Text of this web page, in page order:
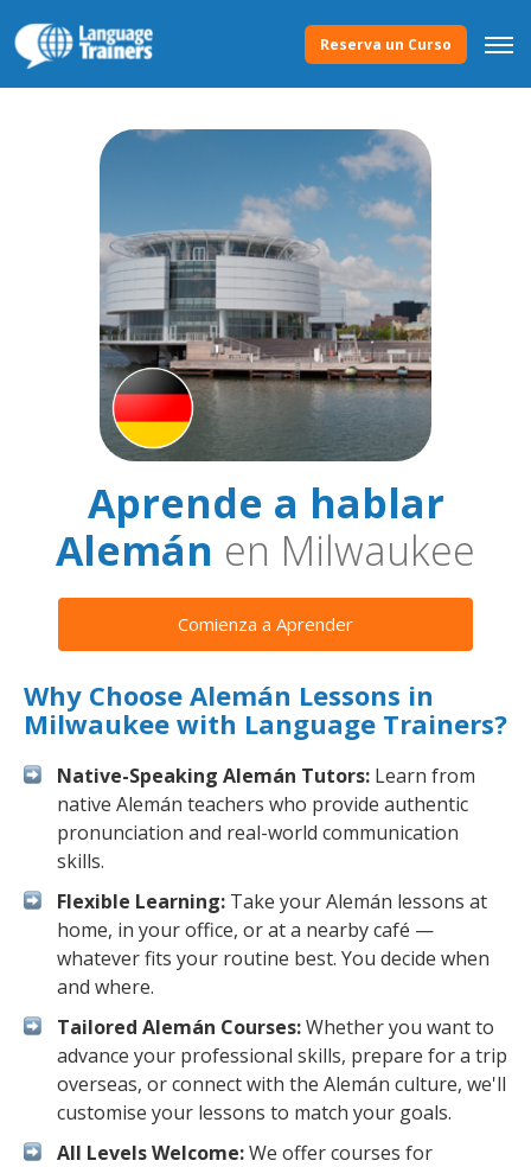
Reserva un Curso
Aprende a hablar
Alemán en Milwaukee
Comienza a Aprender
Why Choose Alemán Lessons in
Milwaukee with Language Trainers?
Native-Speaking Alemán Tutors: Learn from
native Alemán teachers who provide authentic
pronunciation and real-world communication
skills.
Flexible Learning: Take your Alemán lessons at
home, in your office, or at a nearby café —
whatever fits your routine best. You decide when
and where.
Tailored Alemán Courses:Whether you want to
advance your professional skills, prepare for a trip
overseas, or connect with the Alemán culture, we'll
customise your lessons to match your goals.
All Levels Welcome:We offer courses for